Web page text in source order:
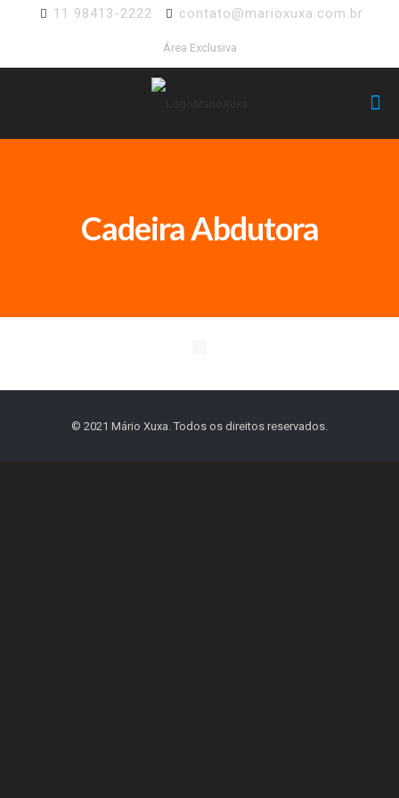
11 98413-2222 contato@marioxuxa.com.br
Área Exclusiva
Cadeira Abdutora
© 2021 Mário Xuxa. Todos os direitos reservados.